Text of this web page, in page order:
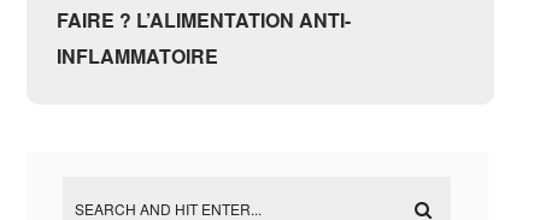
FAIRE ? L’ALIMENTATION ANTI-
INFLAMMATOIRE